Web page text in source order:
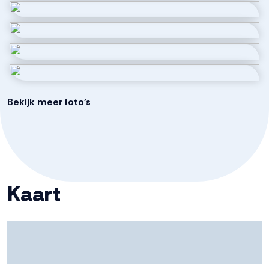
Eigendomssituatie
Perceel 244-A-10076
Bekijk meer foto's
Kaart